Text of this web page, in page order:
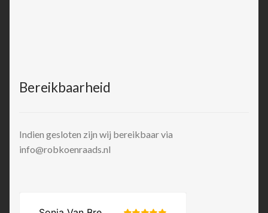
Bereikbaarheid
Indien gesloten zijn wij bereikbaar via
info@robkoenraads.nl